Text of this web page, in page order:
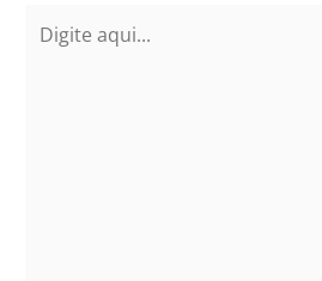
aqui...